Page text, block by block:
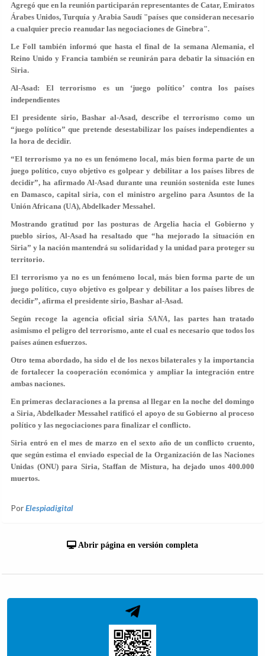
Agregó que en la reunión participarán representantes de Catar, Emiratos
Árabes Unidos, Turquía y Arabia Saudí "países que consideran necesario
a cualquier precio reanudar las negociaciones de Ginebra".
Le Foll también informó que hasta el final de la semana Alemania, el
Reino Unido y Francia también se reunirán para debatir la situación en
Siria.
Al-Asad: El terrorismo es un ‘juego político’ contra los países
independientes
El presidente sirio, Bashar al-Asad, describe el terrorismo como un
“juego político” que pretende desestabilizar los países independientes a
la hora de decidir.
“El terrorismo ya no es un fenómeno local, más bien forma parte de un
juego político, cuyo objetivo es golpear y debilitar a los países libres de
decidir”, ha afirmado Al-Asad durante una reunión sostenida este lunes
en Damasco, capital siria, con el ministro argelino para Asuntos de la
Unión Africana (UA), Abdelkader Messahel.
Mostrando gratitud por las posturas de Argelia hacia el Gobierno y
pueblo sirios, Al-Asad ha resaltado que “ha mejorado la situación en
Siria” y la nación mantendrá su solidaridad y la unidad para proteger su
territorio.
El terrorismo ya no es un fenómeno local, más bien forma parte de un
juego político, cuyo objetivo es golpear y debilitar a los países libres de
decidir”, afirma el presidente sirio, Bashar al-Asad.
Según recoge la agencia oficial siriaSANA, las partes han tratado
asimismo el peligro del terrorismo, ante el cual es necesario que todos los
países aúnen esfuerzos.
Otro tema abordado, ha sido el de los nexos bilaterales y la importancia
de fortalecer la cooperación económica y ampliar la integración entre
ambas naciones.
En primeras declaraciones a la prensa al llegar en la noche del domingo
a Siria, Abdelkader Messahel ratificó el apoyo de su Gobierno al proceso
político y las negociaciones para finalizar el conflicto.
Siria entró en el mes de marzo en el sexto año de un conflicto cruento,
que según estima el enviado especial de la Organización de las Naciones
Unidas (ONU) para Siria, Staffan de Mistura, ha dejado unos 400.000
muertos.
PorElespiadigital
Abrir página en versión completa